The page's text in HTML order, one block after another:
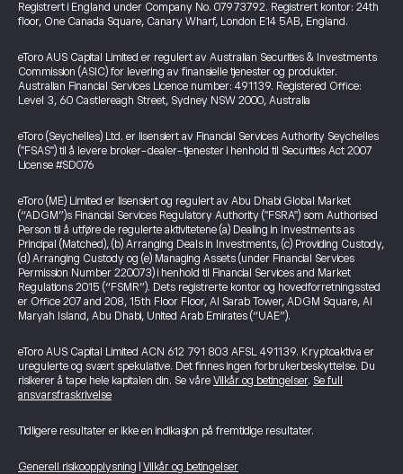
Registrert i England under Company No. 07973792. Registrert kontor: 24th
floor, One Canada Square, Canary Wharf, London E14 5AB, England.
eToro AUS Capital Limited er regulert av Australian Securities & Investments
Commission (ASIC) for levering av finansielle tjenester og produkter.
Australian Financial Services Licence number: 491139. Registered Office:
Level 3, 60 Castlereagh Street, Sydney NSW 2000, Australia
eToro (Seychelles) Ltd. er lisensiert av Financial Services Authority Seychelles
("FSAS") til å levere broker-dealer-tjenester i henhold til Securities Act 2007
License #SD076
eToro (ME) Limited er lisensiert og regulert av Abu Dhabi Global Market
(“ADGM”)s Financial Services Regulatory Authority ("FSRA") som Authorised
Person til å utføre de regulerte aktivitetene (a) Dealing in Investments as
Principal (Matched), (b) Arranging Deals in Investments, (c) Providing Custody,
(d) Arranging Custody og (e) Managing Assets (under Financial Services
Permission Number 220073) i henhold til Financial Services and Market
Regulations 2015 (“FSMR”). Dets registrerte kontor og hovedforretningssted
er Office 207 and 208, 15th Floor Floor, Al Sarab Tower, ADGM Square, Al
Maryah Island, Abu Dhabi, United Arab Emirates (“UAE”).
eToro AUS Capital Limited ACN 612 791 803 AFSL 491139. Kryptoaktiva er
uregulerte og svært spekulative. Det finnes ingen forbrukerbeskyttelse. Du
risikerer å tape hele kapitalen din. Se våre Vilkår og betingelser. Se full
ansvarsfraskrivelse
Tidligere resultater er ikke en indikasjon på fremtidige resultater.
Generell risikoopplysning Vilkår og betingelser